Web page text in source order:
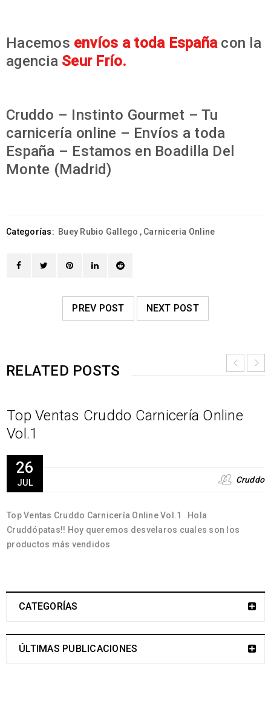
Hacemos envíos a toda Españacon la
agencia Seur Frío.
Cruddo – Instinto Gourmet – Tu
carnicería online – Envíos a toda
España – Estamos en Boadilla Del
Monte (Madrid)
Categorías: Buey Rubio Gallego , Carniceria Online
PREV POST NEXT POST
RELATED POSTS
Top Ventas Cruddo Carnicería Online
Vol.1
26
JUL Cruddo
Top Ventas Cruddo Carnicería Online Vol.1 Hola
Cruddópatas!! Hoy queremos desvelaros cuales son los
productos más vendidos
CATEGORÍAS
ÚLTIMAS PUBLICACIONES